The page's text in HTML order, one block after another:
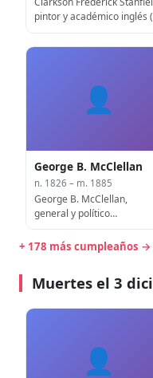
pintor y académico inglés
👤
George B. McClellan
n. 1826 – m. 1885
George B. McClellan,
general y político
Gobernador de Nueva
+ 178 más cumpleaños →
Muertes el 3
👤